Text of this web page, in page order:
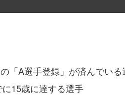
「A選手登録」が済んでいる
15歳に達する選手